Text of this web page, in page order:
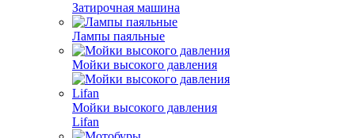
Затирочная машина
Лампы паяльные
Мойки высокого давления
Мойки высокого давления
Lifan